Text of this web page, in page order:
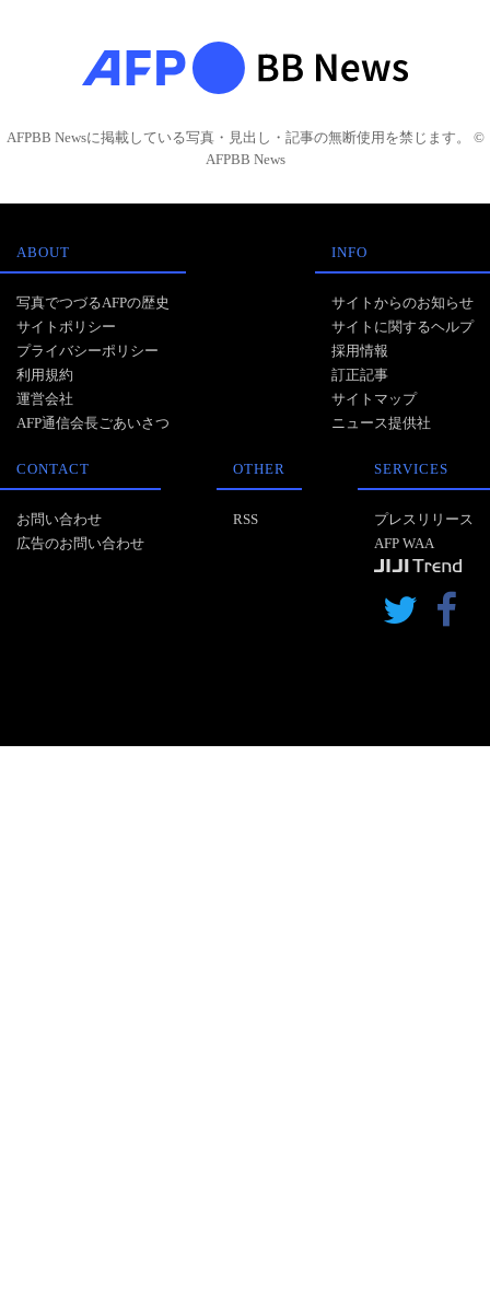
AFPBB Newsに掲載している写真・見出し・記事の無断使用を禁じます。 ©
AFPBB News
ABOUT
写真でつづるAFPの歴史
サイトポリシー
プライバシーポリシー
利用規約
運営会社
AFP通信会長ごあいさつ
INFO
サイトからのお知らせ
サイトに関するヘルプ
採用情報
訂正記事
サイトマップ
ニュース提供社
CONTACT
お問い合わせ
広告のお問い合わせ
OTHER
RSS
SERVICES
プレスリリース
AFP WAA